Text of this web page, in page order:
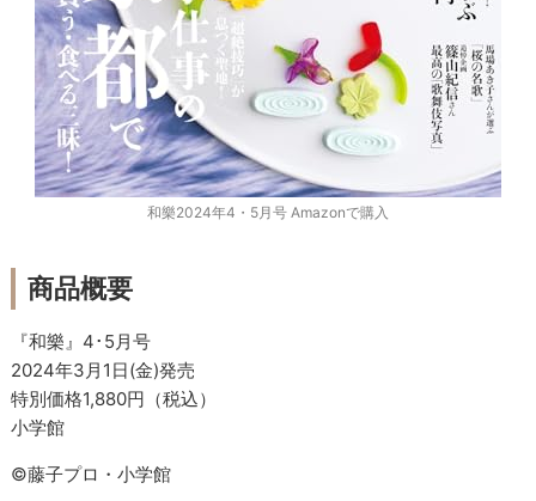
和樂2024年4・5月号 Amazonで購入
商品概要
『和樂』4･5月号
2024年3月1日(金)発売
特別価格1,880円（税込）
小学館
©︎藤子プロ・小学館